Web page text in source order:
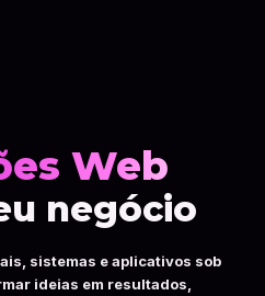
Web
negócio
sistemas e aplicativos sob
ideias em resultados,